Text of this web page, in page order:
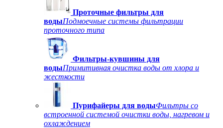
Проточные фильтры для
водыПодмоечные системы фильтрации
проточного типа
Фильтры-кувшины для
водыПримитивная очистка воды от хлора и
жесткости
Пурифайеры для водыФильтры со
встроенной системой очистки воды, нагревом и
охлаждением